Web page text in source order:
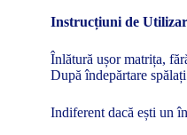
Instrucțiuni de
Înlătură ușor matrița,
După îndepărtare
Indiferent dacă ești un